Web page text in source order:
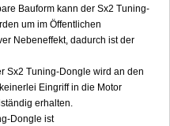
Bauform kann der Sx2 Tuning-
um im Öffentlichen
Nebeneffekt, dadurch ist der
Sx2 Tuning-Dongle wird an den
Eingriff in die Motor
erhalten.
Dongle ist